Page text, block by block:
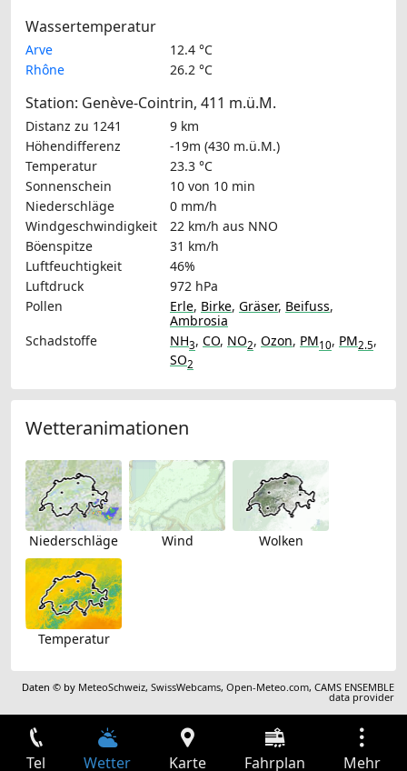
Wassertemperatur
Arve
12.4 °C
Rhône
26.2 °C
Station: Genève-Cointrin, 411 m.ü.M.
Distanz zu 1241
9 km
Höhendifferenz
-19m (430 m.ü.M.)
Temperatur
23.3 °C
Sonnenschein
10 von 10 min
Niederschläge
0 mm/h
Windgeschwindigkeit
22 km/h aus NNO
Böenspitze
31 km/h
Luftfeuchtigkeit
46%
Luftdruck
972 hPa
Pollen
Erle, Birke, Gräser, Beifuss,
Ambrosia
Schadstoffe
NH3, CO, NO2, Ozon, PM10, PM2.5,
SO2
Wetteranimationen
Niederschläge Wind Wolken
Temperatur
Daten © by MeteoSchweiz,SwissWebcams,Open-Meteo.com,CAMS ENSEMBLE
data provider
Tel Wetter Karte Fahrplan Mehr